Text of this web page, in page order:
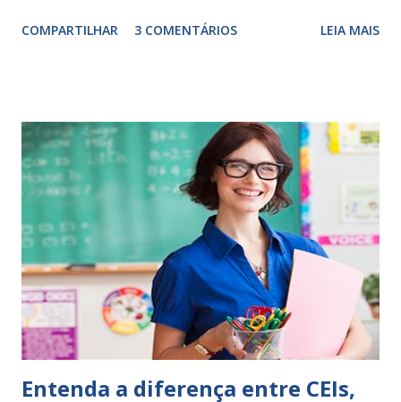
exercitação. E encontrar a melhor maneira de expressar o
sempre as intervenções feitas para ações apresentadas,
isso ressalta trabalho. SUGESTÕES DE PALAVRAS E
EXPRESSÕES PARA USO EM RELATÓRIOS Você pensa Você
escreve O aluno não sabe O aluno não adquiriu os
conceitos, está em fase de aprendizado. Não tem limites
Apresenta dificuldades de auto-regulação, pois… É nervoso
Ainda não desenvolveu habilidades para convívio no
ambiente...
COMPARTILHAR 3 COMENTÁRIOS LEIA MAIS
Entenda a diferença entre CEIs,